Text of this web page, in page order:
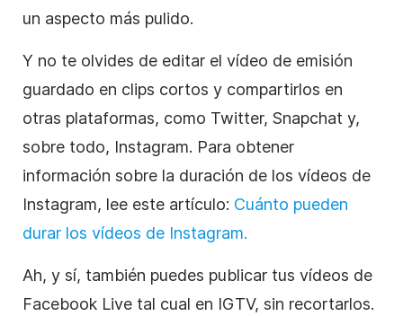
un aspecto más pulido.
Y no te olvides de editar el vídeo de emisión
guardado en clips cortos y compartirlos en
otras plataformas, como Twitter, Snapchat y,
sobre todo, Instagram. Para obtener
información sobre la duración de los vídeos de
Instagram, lee este artículo: Cuánto pueden
durar los vídeos de Instagram.
Ah, y sí, también puedes publicar tus vídeos de
Facebook Live tal cual en IGTV, sin recortarlos.